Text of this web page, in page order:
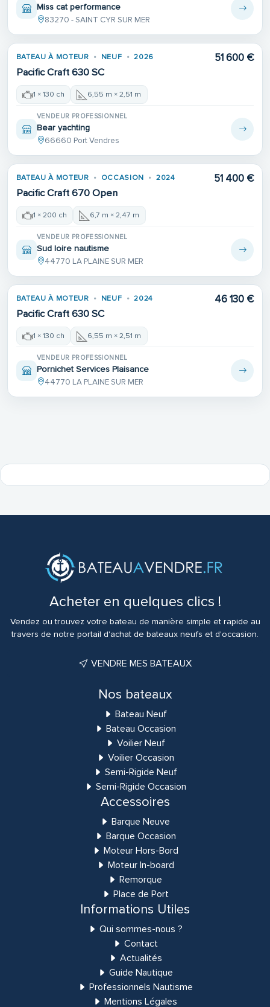
Miss cat performance
83270 - SAINT CYR SUR MER
BATEAU À MOTEUR NEUF 2026
Pacific Craft 630 SC
51 600 €
1 × 130 ch 6,55 m × 2,51 m
VENDEUR PROFESSIONNEL
Bear yachting
66660 Port Vendres
BATEAU À MOTEUR OCCASION 2024
Pacific Craft 670 Open
51 400 €
1 × 200 ch 6,7 m × 2,47 m
VENDEUR PROFESSIONNEL
Sud loire nautisme
44770 LA PLAINE SUR MER
BATEAU À MOTEUR NEUF 2024
Pacific Craft 630 SC
46 130 €
1 × 130 ch 6,55 m × 2,51 m
VENDEUR PROFESSIONNEL
Pornichet Services Plaisance
44770 LA PLAINE SUR MER
Acheter en quelques clics !
Vendez ou trouvez votre bateau de manière simple et rapide au
travers de notre portail d'achat de bateaux neufs et d'occasion.
VENDRE MES BATEAUX
Nos bateaux
Bateau Neuf
Bateau Occasion
Voilier Neuf
Voilier Occasion
Semi-Rigide Neuf
Semi-Rigide Occasion
Accessoires
Barque Neuve
Barque Occasion
Moteur Hors-Bord
Moteur In-board
Remorque
Place de Port
Informations Utiles
Qui sommes-nous ?
Contact
Actualités
Guide Nautique
Professionnels Nautisme
Mentions Légales